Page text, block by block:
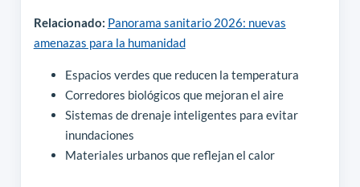
Relacionado: Panorama sanitario 2026: nuevas
amenazas para la humanidad
Espacios verdes que reducen la temperatura
Corredores biológicos que mejoran el aire
Sistemas de drenaje inteligentes para evitar
inundaciones
Materiales urbanos que reflejan el calor